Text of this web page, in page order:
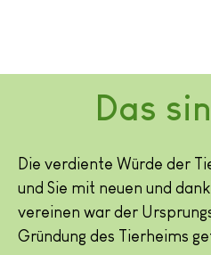
Das
Die verdiente Würde der
und Sie mit neuen und
vereinen war der
Gründung des Tierheims